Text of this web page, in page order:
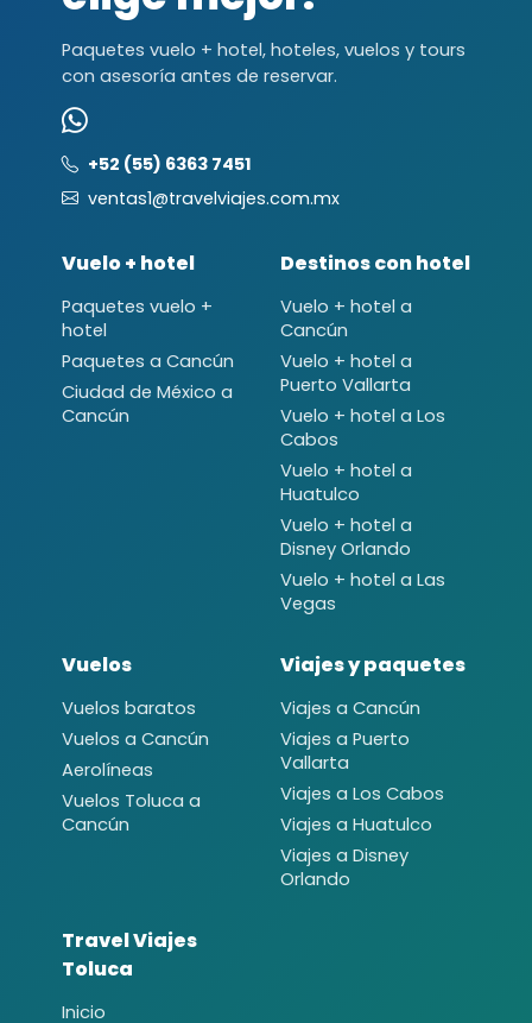
Paquetes vuelo + hotel, hoteles, vuelos y tours
con asesoría antes de reservar.
+52 (55) 6363 7451
ventas1@travelviajes.com.mx
Vuelo + hotel
Paquetes vuelo +
hotel
Paquetes a Cancún
Ciudad de México a
Cancún
Destinos con hotel
Vuelo + hotel a
Cancún
Vuelo + hotel a
Puerto Vallarta
Vuelo + hotel a Los
Cabos
Vuelo + hotel a
Huatulco
Vuelo + hotel a
Disney Orlando
Vuelo + hotel a Las
Vegas
Vuelos
Vuelos baratos
Vuelos a Cancún
Aerolíneas
Vuelos Toluca a
Cancún
Viajes y paquetes
Viajes a Cancún
Viajes a Puerto
Vallarta
Viajes a Los Cabos
Viajes a Huatulco
Viajes a Disney
Orlando
Travel Viajes
Toluca
Inicio